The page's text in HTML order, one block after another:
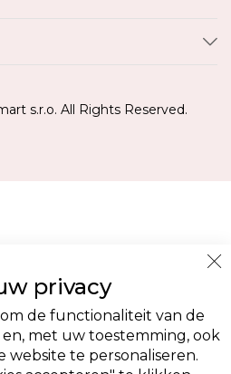
s.r.o. All Rights Reserved.
privacy
de functionaliteit van de
met uw toestemming, ook
website te personaliseren.